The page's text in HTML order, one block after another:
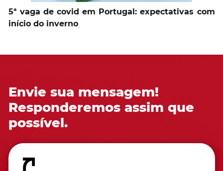
5ª vaga de covid em Portugal: expectativas com
início do inverno
Envie sua mensagem!
Responderemos assim que
possível.